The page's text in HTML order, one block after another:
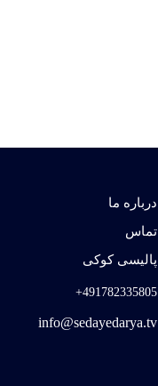
درباره ما
تماس
پالیسی کوکی
491782335805+
info@sedayedarya.tv